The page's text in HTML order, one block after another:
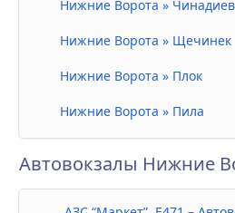
Нижние Ворота »
Нижние Ворота » Щечинек
Нижние Ворота » Плок
Нижние Ворота » Пила
Автовокзалы Нижние